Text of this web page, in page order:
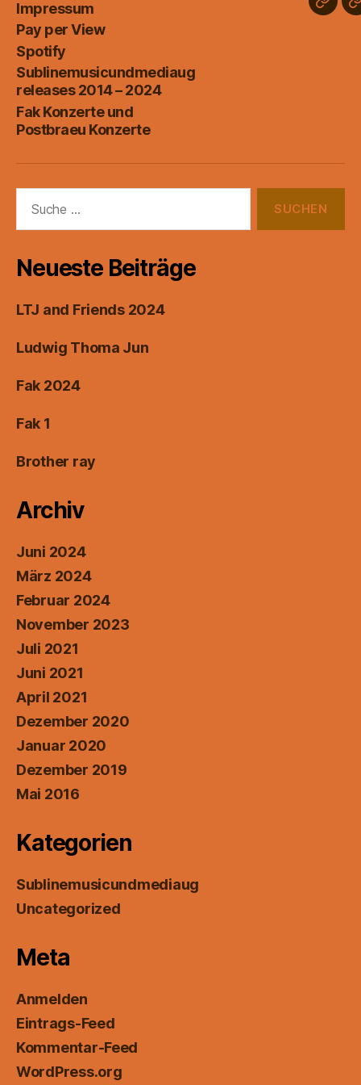
Impressum
Pay per View
Spotify
Sublinemusicundmediaug
releases 2014 – 2024
Fak Konzerte und
Postbraeu Konzerte
View
nach:
Neueste Beiträge
LTJ and Friends 2024
Ludwig Thoma Jun
Fak 2024
Fak 1
Brother ray
Archiv
Juni 2024
März 2024
Februar 2024
November 2023
Juli 2021
Juni 2021
April 2021
Dezember 2020
Januar 2020
Dezember 2019
Mai 2016
Kategorien
Sublinemusicundmediaug
Uncategorized
Meta
Anmelden
Eintrags-Feed
Kommentar-Feed
WordPress.org